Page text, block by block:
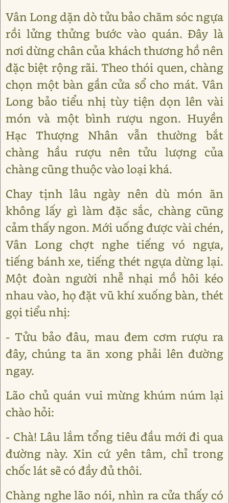
Vân Long dặn dò tửu bảo chăm sóc ngựa
rồi lửng thửng bước vào quán. Đây là
nơi dừng chân của khách thương hồ nên
đặc biệt rộng rãi. Theo thói quen, chàng
chọn một bàn gần cửa sổ cho mát. Vân
Long bảo tiểu nhị tùy tiện dọn lên vài
món và một bình rượu ngon. Huyền
Hạc Thượng Nhân vẫn thường bắt
chàng hầu rượu nên tửu lượng của
chàng cũng thuộc vào loại khá.
Chay tịnh lâu ngày nên dù món ăn
không lấy gì làm đặc sắc, chàng cũng
cảm thấy ngon. Mới uống được vài chén,
Vân Long chợt nghe tiếng vó ngựa,
tiếng bánh xe, tiếng thét ngựa dừng lại.
Một đoàn người nhễ nhại mồ hôi kéo
nhau vào, họ đặt vũ khí xuống bàn, thét
gọi tiểu nhị:
- Tửu bảo đâu, mau đem cơm rượu ra
đây, chúng ta ăn xong phải lên đường
ngay.
Lão chủ quán vui mừng khúm núm lại
chào hỏi:
- Chà! Lâu lắm tổng tiêu đầu mới đi qua
đường này. Xin cứ yên tâm, chỉ trong
chốc lát sẽ có đầy đủ thôi.
Chàng nghe lão nói, nhìn ra cửa thấy có